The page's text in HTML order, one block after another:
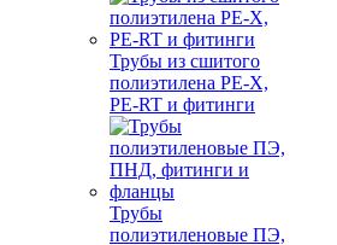
Трубы из сшитого
полиэтилена PE-X,
PE-RT и фитинги
Трубы
полиэтиленовые ПЭ,